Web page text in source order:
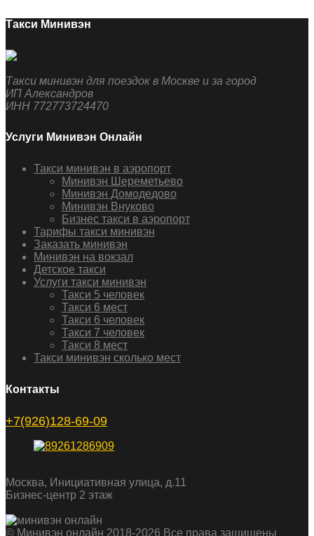
Такси Минивэн
Такси минивэн для поездок в Москве и за город
ИП Александров
ИНН 772773724470
Услуги Минивэн Онлайн
Такси минивэн в аэропорт
Минивэн Шереметьево
Минивэн Домодедово
Минивэн Внуково
Бизнес такси в аэропорт
Тарифы такси минивэн
Заказать минивэн
Минивэн на вокзал
Детское такси
Услуги такси минивэн
Такси 5 человек
Такси 6 мест
Такси 6 человек
Такси 7 человек
Такси 8 мест
Такси минивэн сколько мест
Контакты
+7(926)128-69-09
Москва, Инициативная улица, д.11
Бизнес-центр 2 этаж
© Минивэн онлайн 2018-2026 Все права защищены